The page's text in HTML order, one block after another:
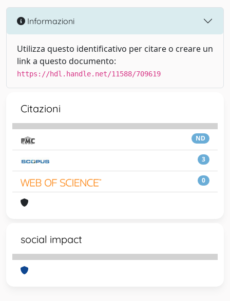
Informazioni
Utilizza questo identificativo per citare o creare un
link a questo documento:
https://hdl.handle.net/11588/709619
Citazioni
ND
3
0
social impact